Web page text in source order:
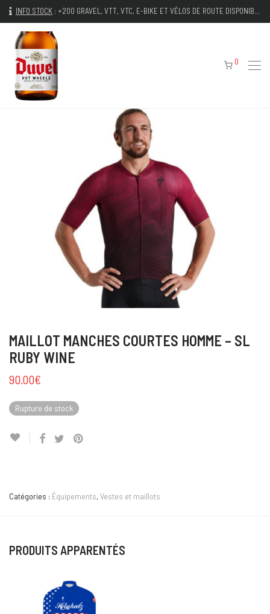
INFO STOCK : +200 GRAVEL, VTT, VTC, E-BIKE ET VÉLOS DE ROUTE DISPONIBLES IMMÉDIATEMENT
0
MAILLOT MANCHES COURTES HOMME – SL
RUBY WINE
90.00€
Rupture de stock
Catégories : Équipements, Vestes et maillots
PRODUITS APPARENTÉS